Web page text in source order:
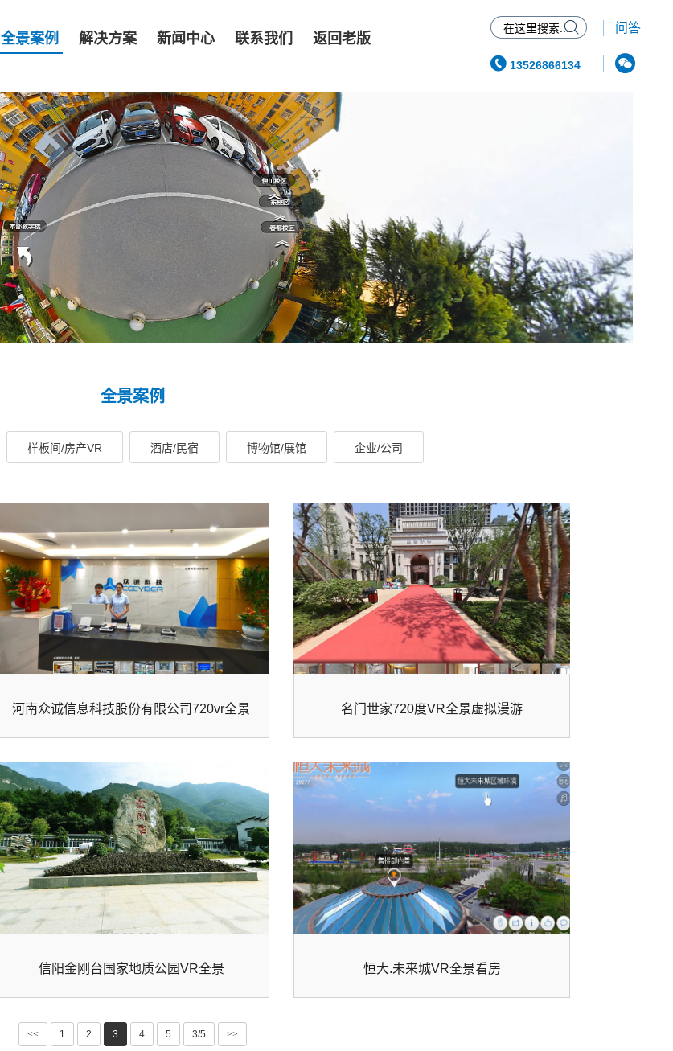
全景案例 解决方案 新闻中心 联系我们 返回老版
 问答
 13526866134 
全景案例
样板间/房产VR 酒店/民宿 博物馆/展馆 企业/公司
河南众诚信息科技股份有限公司720vr全景 名门世家720度VR全景虚拟漫游
信阳金刚台国家地质公园VR全景 恒大.未来城VR全景看房
<< 1 2 3 4 5 3/5 >>